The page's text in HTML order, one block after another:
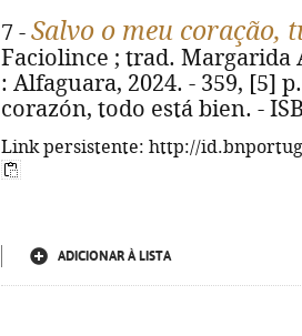
7 - Salvo o meu coração,
Faciolince ; trad. Margarida
: Alfaguara, 2024. - 359, [5]
corazón, todo está bien. -
Link persistente: http://
ADICIONAR À LISTA